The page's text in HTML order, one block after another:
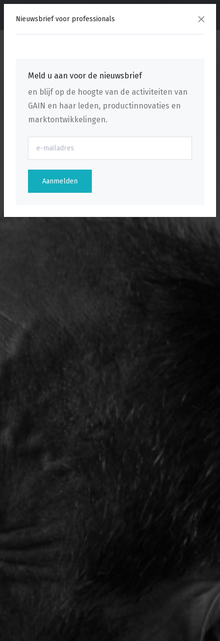
Nieuwsbrief voor professionals
Meld u aan voor de nieuwsbrief
en blijf op de hoogte van de activiteiten van
GAIN en haar leden, productinnovaties en
marktontwikkelingen.